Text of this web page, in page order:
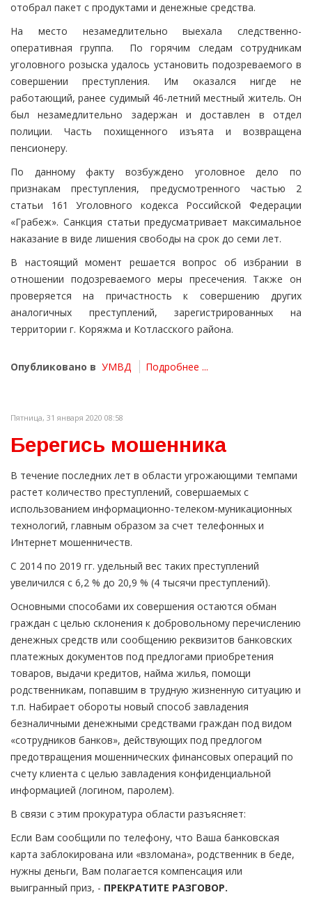
отобрал пакет с продуктами и денежные средства.
На место незамедлительно выехала следственно-
оперативная группа. По горячим следам сотрудникам
уголовного розыска удалось установить подозреваемого в
совершении преступления. Им оказался нигде не
работающий, ранее судимый 46-летний местный житель. Он
был незамедлительно задержан и доставлен в отдел
полиции. Часть похищенного изъята и возвращена
пенсионеру.
По данному факту возбуждено уголовное дело по
признакам преступления, предусмотренного частью 2
статьи 161 Уголовного кодекса Российской Федерации
«Грабеж». Санкция статьи предусматривает максимальное
наказание в виде лишения свободы на срок до семи лет.
В настоящий момент решается вопрос об избрании в
отношении подозреваемого меры пресечения. Также он
проверяется на причастность к совершению других
аналогичных преступлений, зарегистрированных на
территории г. Коряжма и Котласского района.
Опубликовано в УМВД Подробнее ...
Пятница, 31 января 2020 08:58
Берегись мошенника
В течение последних лет в области угрожающими темпами
растет количество преступлений, совершаемых с
использованием информационно-телеком-муникационных
технологий, главным образом за счет телефонных и
Интернет мошенничеств.
С 2014 по 2019 гг. удельный вес таких преступлений
увеличился с 6,2 % до 20,9 % (4 тысячи преступлений).
Основными способами их совершения остаются обман
граждан с целью склонения к добровольному перечислению
денежных средств или сообщению реквизитов банковских
платежных документов под предлогами приобретения
товаров, выдачи кредитов, найма жилья, помощи
родственникам, попавшим в трудную жизненную ситуацию и
т.п. Набирает обороты новый способ завладения
безналичными денежными средствами граждан под видом
«сотрудников банков», действующих под предлогом
предотвращения мошеннических финансовых операций по
счету клиента с целью завладения конфиденциальной
информацией (логином, паролем).
В связи с этим прокуратура области разъясняет:
Если Вам сообщили по телефону, что Ваша банковская
карта заблокирована или «взломана», родственник в беде,
нужны деньги, Вам полагается компенсация или
выигранный приз, - ПРЕКРАТИТЕ РАЗГОВОР.